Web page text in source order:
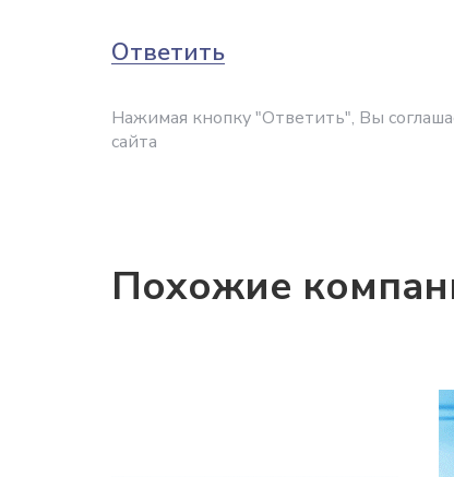
Ответить
Нажимая кнопку "Ответить", Вы
сайта
Похожие